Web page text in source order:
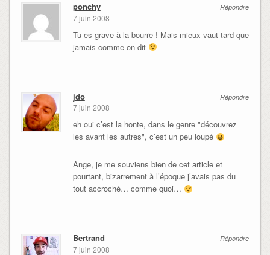
Répondre
ponchy
7 juin 2008
Tu es grave à la bourre ! Mais mieux vaut tard que
jamais comme on dit
Répondre
jdo
7 juin 2008
eh oui c’est la honte, dans le genre "découvrez
les avant les autres", c’est un peu loupé
Ange, je me souviens bien de cet article et
pourtant, bizarrement à l’époque j’avais pas du
tout accroché… comme quoi…
Répondre
Bertrand
7 juin 2008